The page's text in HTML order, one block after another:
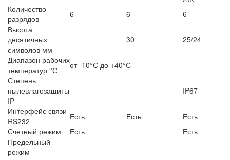
Количество
разрядов
6 6
6
Высота
десятичных
символов мм
30
25/24
Диапазон рабочих
температур °С
от -10°С до +40°С
Степень
пылевлагозащиты
IP
IP67
Интерфейс связи
RS232
Есть Есть
Есть
Счетный режим
Есть
Есть
Предельный
режим